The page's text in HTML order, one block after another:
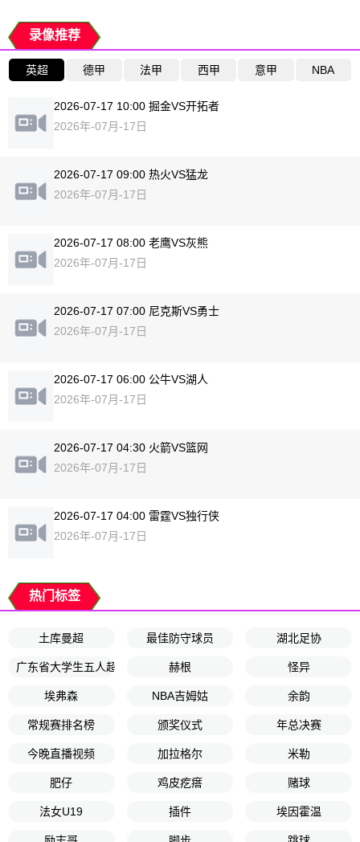
录像推荐
英超 德甲 法甲 西甲 意甲 NBA
2026-07-17 10:00 掘金VS开拓者
2026年-07月-17日
2026-07-17 09:00 热火VS猛龙
2026年-07月-17日
2026-07-17 08:00 老鹰VS灰熊
2026年-07月-17日
2026-07-17 07:00 尼克斯VS勇士
2026年-07月-17日
2026-07-17 06:00 公牛VS湖人
2026年-07月-17日
2026-07-17 04:30 火箭VS篮网
2026年-07月-17日
2026-07-17 04:00 雷霆VS独行侠
2026年-07月-17日
热门标签
土库曼超 最佳防守球员 湖北足协
广东省大学生五人超男甲组第2轮赫根 怪异
埃弗森 NBA吉姆姑 余韵
常规赛排名榜 颁奖仪式 年总决赛
今晚直播视频 加拉格尔 米勒
肥仔 鸡皮疙瘩 赌球
法女U19 插件 埃因霍温